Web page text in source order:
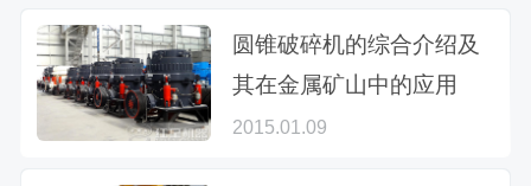
圆锥破碎机的综合介绍及
其在金属矿山中的应用
2015.01.09